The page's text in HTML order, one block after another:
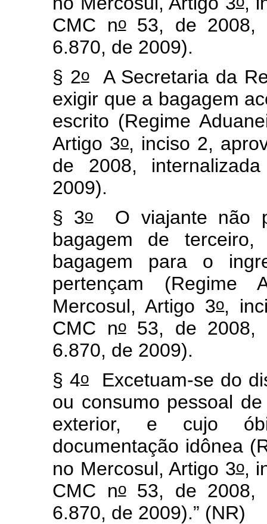
CMC no53, de 2008,
6.870, de 2009).
§ 2oA Secretaria da
exigir que a bagagem
escrito (Regime
Artigo 3o, inciso 2,
de 2008,
2009).
§ 3oO viajante não
bagagem de
bagagem para o
pertençam (Regime
Mercosul, Artigo 3o,
CMC no53, de 2008,
6.870, de 2009).
§ 4o Excetuam-se do
ou consumo pessoal
exterior, e cujo
documentação idônea
no Mercosul, Artigo 3o,
CMC no53, de 2008,
6.870, de 2009).” (NR)